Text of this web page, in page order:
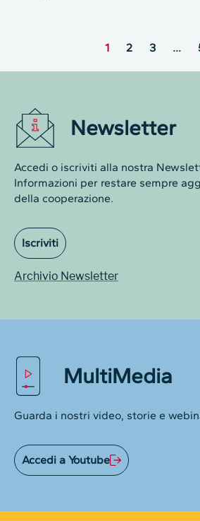
1 2 3 …
Newsletter
Accedi o iscriviti alla nostra
Informazioni per restare sempre
della cooperazione.
Iscriviti
Archivio Newsletter
MultiMedia
Guarda i nostri video, storie e
Accedi a Youtube